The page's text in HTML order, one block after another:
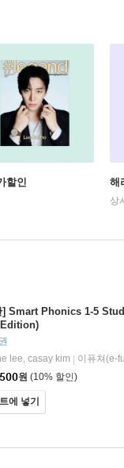
할인 해
상
] Smart Phonics 1-5
lee, casay kim
이퓨쳐(e-
원 (10% 할인)
에 넣기